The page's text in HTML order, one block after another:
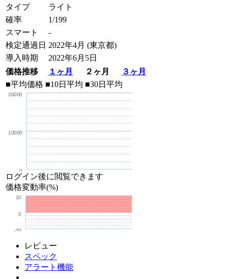
タイプ
ライト
確率
1/199
スマート
-
検定通過日 2022年4月 (東京都)
導入時期
2022年6月5日
価格推移
１ヶ月 ２ヶ月
３ヶ月
■平均価格 ■10日平均 ■30日平均
0
10000
20000
ログイン後に閲覧できます
価格変動率(%)
-10
0
10
レビュー
スペック
アラート機能